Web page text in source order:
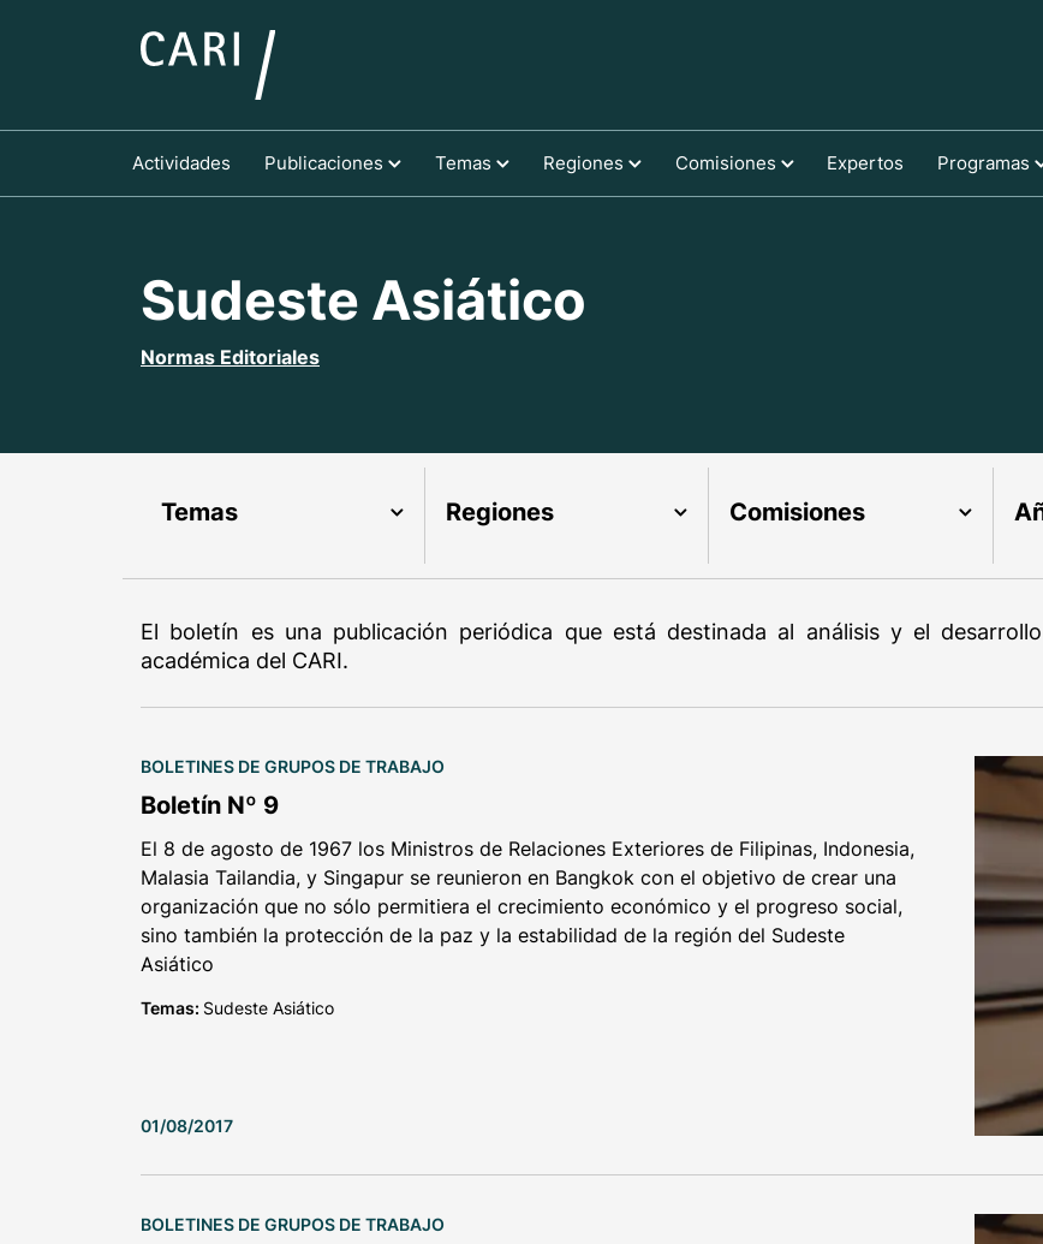
Actividades Publicaciones Temas Regiones Comisiones Expertos Programas
Sudeste Asiático
Normas Editoriales
Temas Regiones Comisiones
El boletín es una publicación periódica que está destinada al análisis y el
académica del CARI.
BOLETINES DE GRUPOS DE TRABAJO
Boletín Nº 9
El 8 de agosto de 1967 los Ministros de Relaciones Exteriores de Filipinas, Indonesia,
Malasia Tailandia, y Singapur se reunieron en Bangkok con el objetivo de crear una
organización que no sólo permitiera el crecimiento económico y el progreso social,
sino también la protección de la paz y la estabilidad de la región del Sudeste
Asiático
Temas: Sudeste Asiático
01/08/2017
BOLETINES DE GRUPOS DE TRABAJO